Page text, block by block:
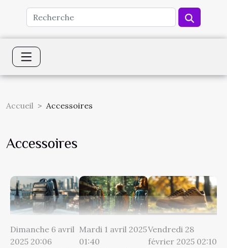
Accueil Accessoires
Accessoires
Dimanche 6 avril
2025 20:06
Mardi 1 avril 2025
01:40
Vendredi 28
février 2025 02:10